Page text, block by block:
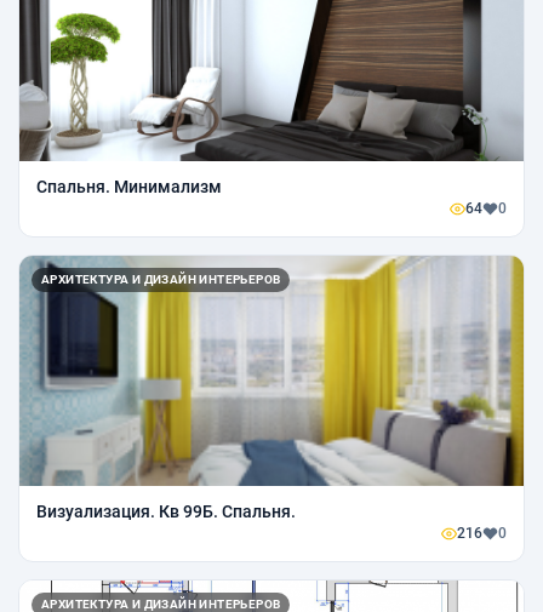
Спальня. Минимализм
64 0
АРХИТЕКТУРА И ДИЗАЙН ИНТЕРЬЕРОВ
Визуализация. Кв 99Б. Спальня.
216 0
АРХИТЕКТУРА И ДИЗАЙН ИНТЕРЬЕРОВ